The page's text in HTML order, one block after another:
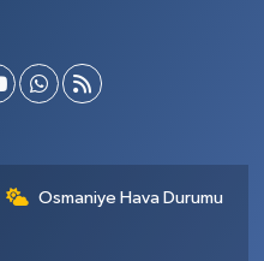
Osmaniye Hava Durumu